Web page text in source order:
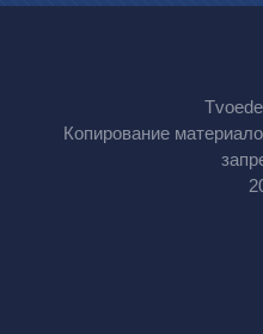
Копирование